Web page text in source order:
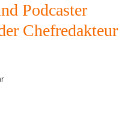
Podcaster
Chefredakteur